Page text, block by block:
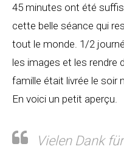
45 minutes ont été
cette belle séance qui
tout le monde. 1/2
les images et les rendre
famille était livrée le soir
En voici un petit aperçu.
Vielen Dank